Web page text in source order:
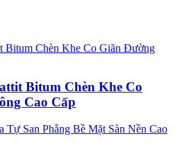
Bitum Chèn Khe Co
Cao Cấp